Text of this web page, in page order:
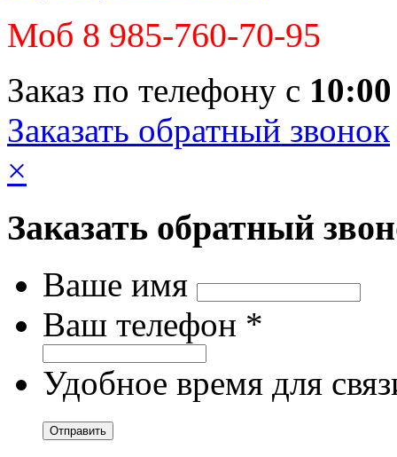
Моб 8 985-760-70-95
Заказ по телефону с 10:00
Заказать обратный звонок
×
Заказать обратный
Ваше имя
Ваш телефон *
Удобное время для